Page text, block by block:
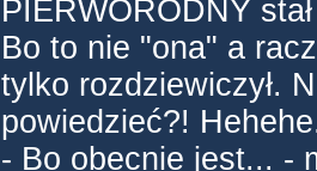
PIERWORODNY
Bo to nie "ona" a
tylko rozdziewiczył.
powiedzieć?!
- Bo obecnie jest... -